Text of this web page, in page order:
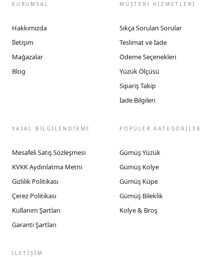
KURUMSAL
Hakkımızda
İletişim
Mağazalar
Blog
MÜŞTERİ HİZMETLERİ
Sıkça Sorulan Sorular
Teslimat ve İade
Ödeme Seçenekleri
Yüzük Ölçüsü
Sipariş Takip
İade Bilgileri
YASAL BİLGİLENDİRME
Mesafeli Satış Sözleşmesi
KVKK Aydınlatma Metni
Gizlilik Politikası
Çerez Politikası
Kullanım Şartları
Garanti Şartları
POPÜLER KATEGORİLER
Gümüş Yüzük
Gümüş Kolye
Gümüş Küpe
Gümüş Bileklik
Kolye & Broş
İLETIŞIM